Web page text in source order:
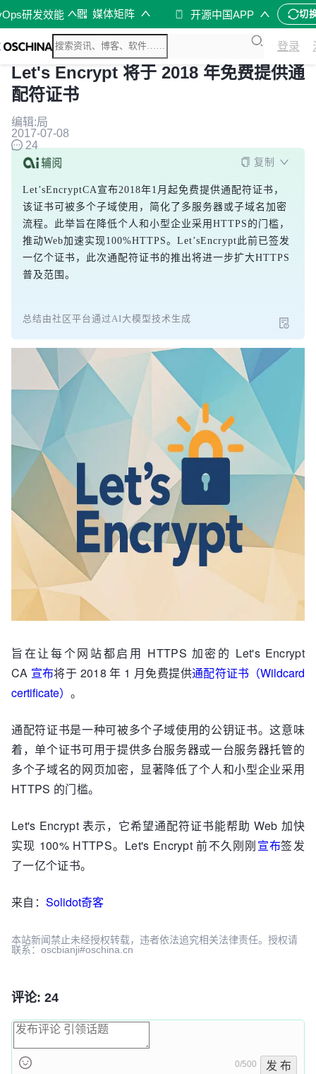
研发效能 媒体矩阵 开源中国APP 切
登录
Let's Encrypt 将于 2018 年免费提供通
配符证书
编辑:局
2017-07-08
24
复制
Let’sEncryptCA宣布2018年1月起免费提供通配符证书，
该证书可被多个子域使用，简化了多服务器或子域名加密
流程。此举旨在降低个人和小型企业采用HTTPS的门槛，
推动Web加速实现100%HTTPS。Let’sEncrypt此前已签发
一亿个证书，此次通配符证书的推出将进一步扩大HTTPS
普及范围。
总结由社区平台通过AI大模型技术生成
旨在让每个网站都启用 HTTPS 加密的 Let's Encrypt
CA 宣布将于 2018 年 1 月免费提供通配符证书（Wildcard
certificate） 。
通配符证书是一种可被多个子域使用的公钥证书。这意味
着，单个证书可用于提供多台服务器或一台服务器托管的
多个子域名的网页加密，显著降低了个人和小型企业采用
HTTPS 的门槛。
Let's Encrypt 表示，它希望通配符证书能帮助 Web 加快
实现 100% HTTPS。Let's Encrypt 前不久刚刚宣布签发
了一亿个证书。
来自： Solidot奇客
本站新闻禁止未经授权转载，违者依法追究相关法律责任。授权请
联系：oscbianji#oschina.cn
评论: 24
0/500 发 布